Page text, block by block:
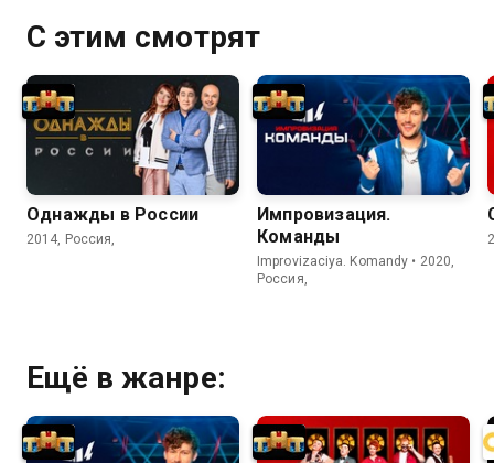
С этим смотрят
Однажды в России
2014, Россия,
Импровизация.
Команды
Improvizaciya. Komandy • 2020,
Россия,
Ещё в жанре: